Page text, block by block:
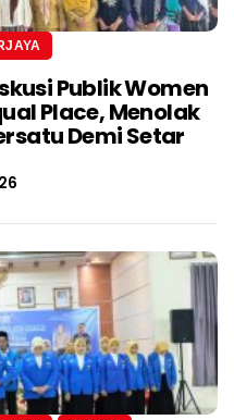
Publik Women
Place, Menolak
Demi Setar